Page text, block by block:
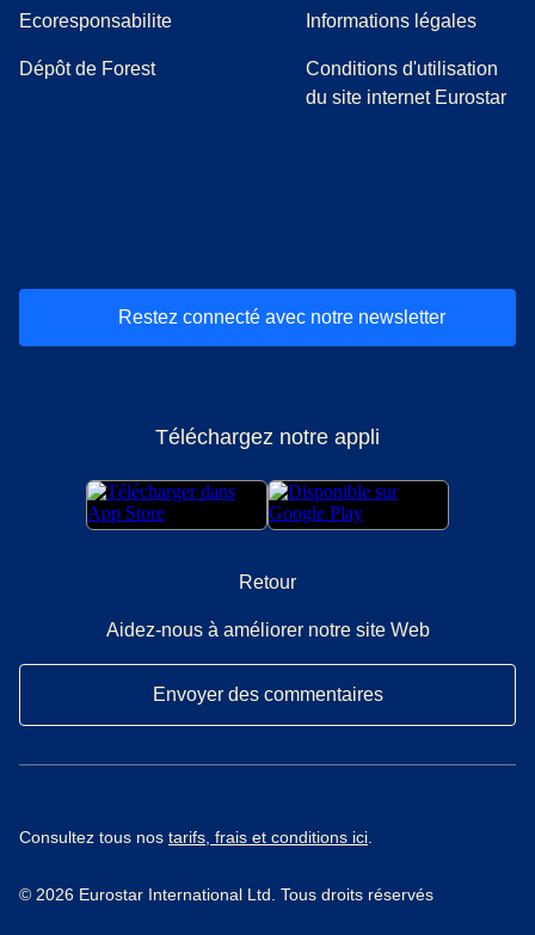
Ecoresponsabilite
Dépôt de Forest
Informations légales
Conditions d'utilisation
du site internet Eurostar
Restez connecté avec notre newsletter
Téléchargez notre appli
Retour
Aidez-nous à améliorer notre site Web
Envoyer des commentaires
Consultez tous nos tarifs, frais et conditions ici
© 2026 Eurostar International Ltd. Tous droits réservés